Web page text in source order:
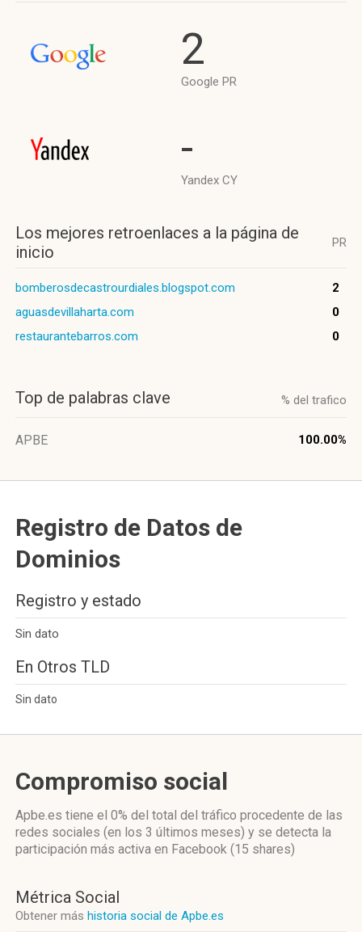
2
Google PR
-
Yandex CY
Los mejores retroenlaces a la página de
inicio
PR
bomberosdecastrourdiales.blogspot.com
2
aguasdevillaharta.com
0
restaurantebarros.com
0
Top de palabras clave % del trafico
APBE 100.00%
Registro de Datos de
Dominios
Registro y estado
Sin dato
En Otros TLD
Sin dato
Compromiso social
Apbe.es tiene el 0% del total del tráfico procedente de las
redes sociales (en los 3 últimos meses) y se detecta la
participación más activa en Facebook (15 shares)
Métrica Social
Obtener más historia social de Apbe.es